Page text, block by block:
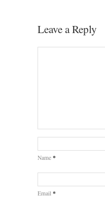
Leave a Reply
Name *
Email *